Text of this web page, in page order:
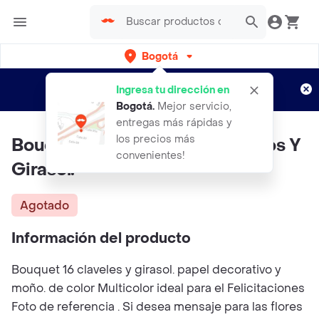
Bogotá
Ingresa tu dirección en
Bogotá. Mejor servicio,
entregas más rápidas y
los precios más
convenientes!
envíos gratis por semanas
Aplican TyC
Bouquet De 16 Claveles Surtidos Y
Girasol.
Agotado
Información del producto
Bouquet 16 claveles y girasol. papel decorativo y
moño. de color Multicolor ideal para el Felicitaciones
Foto de referencia . Si desea mensaje para las flores